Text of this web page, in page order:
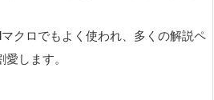
クロでもよく使われ、多くの解説ペ
します。